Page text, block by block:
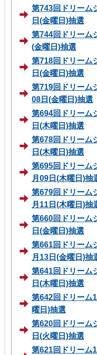
第743回ドリーム
日(金曜日)抽選
第744回ドリーム
(金曜日)抽選
第718回ドリーム
日(金曜日)抽選
第719回ドリーム
08日(金曜日)抽選
第694回ドリーム
日(木曜日)抽選
第678回ドリーム
日(木曜日)抽選
第695回ドリーム
月09日(木曜日)抽
第679回ドリーム
月11日(木曜日)抽
第660回ドリーム
日(金曜日)抽選
第661回ドリーム
月13日(金曜日)抽
第641回ドリーム
日(木曜日)抽選
第642回ドリーム
曜日)抽選
第620回ドリーム
日(火曜日)抽選
第621回ドリーム